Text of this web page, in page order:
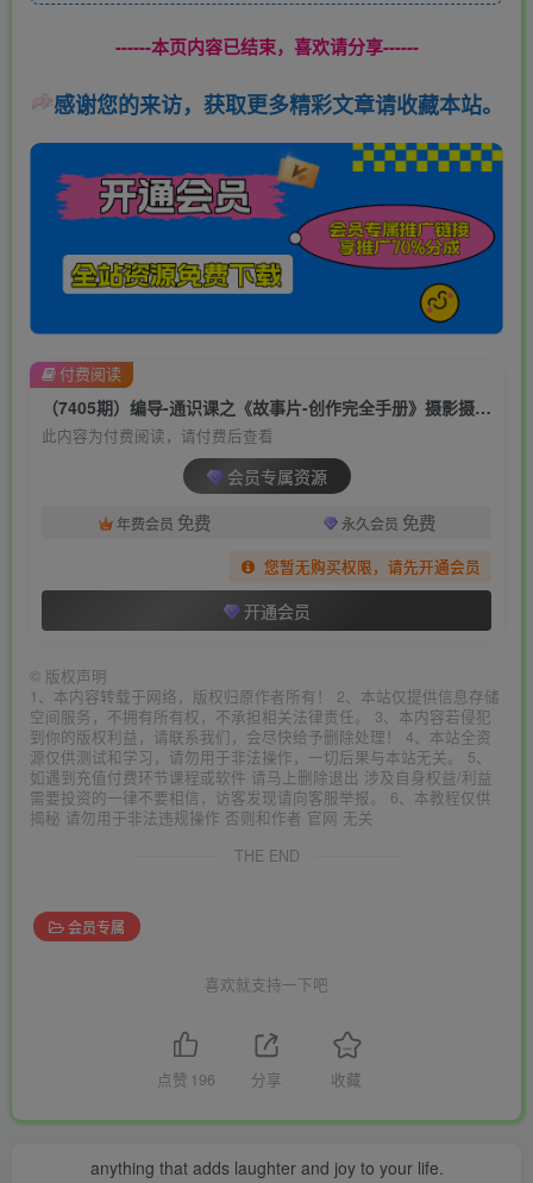
------本页内容已结束，喜欢请分享------
感谢您的来访，获取更多精彩文章请收藏本站。
（7405期）编导-通识课之《故事片-创作完全手册》摄影摄像零基础到精通（20节课程）
此内容为付费阅读，请付费后查看
会员专属资源
年费会员 免费 永久会员 免费
您暂无购买权限，请先开通会员
开通会员
付费阅读
© 版权声明
1、本内容转载于网络，版权归原作者所有！ 2、本站仅提供信息存储
空间服务，不拥有所有权，不承担相关法律责任。 3、本内容若侵犯
到你的版权利益，请联系我们，会尽快给予删除处理！ 4、本站全资
源仅供测试和学习，请勿用于非法操作，一切后果与本站无关。 5、
如遇到充值付费环节课程或软件 请马上删除退出 涉及自身权益/利益
需要投资的一律不要相信，访客发现请向客服举报。 6、本教程仅供
揭秘 请勿用于非法违规操作 否则和作者 官网 无关
THE END
会员专属
喜欢就支持一下吧
点赞 196 分享 收藏
anything that adds laughter and joy to your life.